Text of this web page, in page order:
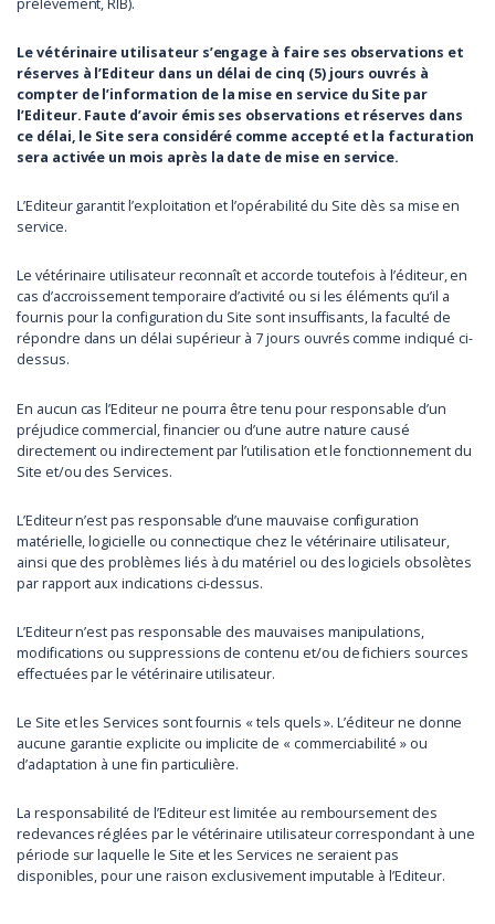
Le vétérinaire utilisateur s’engage à faire ses observations et
réserves à l’Editeur dans un délai de cinq (5) jours ouvrés à
compter de l’information de la mise en service du Site par
l’Editeur. Faute d’avoir émis ses observations et réserves dans
ce délai, le Site sera considéré comme accepté et la facturation
sera activée un mois après la date de mise en service.
L’Editeur garantit l’exploitation et l’opérabilité du Site dès sa mise en
service.
Le vétérinaire utilisateur reconnaît et accorde toutefois à l’éditeur, en
cas d’accroissement temporaire d’activité ou si les éléments qu’il a
fournis pour la configuration du Site sont insuffisants, la faculté de
répondre dans un délai supérieur à 7 jours ouvrés comme indiqué ci-
dessus.
En aucun cas l’Editeur ne pourra être tenu pour responsable d’un
préjudice commercial, financier ou d’une autre nature causé
directement ou indirectement par l’utilisation et le fonctionnement du
Site et/ou des Services.
L’Editeur n’est pas responsable d’une mauvaise configuration
matérielle, logicielle ou connectique chez le vétérinaire utilisateur,
ainsi que des problèmes liés à du matériel ou des logiciels obsolètes
par rapport aux indications ci-dessus.
L’Editeur n’est pas responsable des mauvaises manipulations,
modifications ou suppressions de contenu et/ou de fichiers sources
effectuées par le vétérinaire utilisateur.
Le Site et les Services sont fournis « tels quels ». L’éditeur ne donne
aucune garantie explicite ou implicite de « commerciabilité » ou
d’adaptation à une fin particulière.
La responsabilité de l’Editeur est limitée au remboursement des
redevances réglées par le vétérinaire utilisateur correspondant à une
période sur laquelle le Site et les Services ne seraient pas
disponibles, pour une raison exclusivement imputable à l’Editeur.